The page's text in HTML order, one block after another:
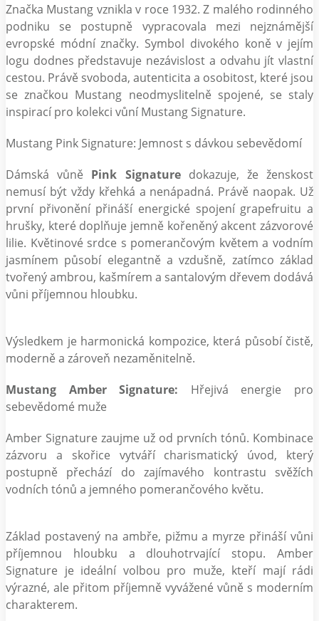
Značka Mustang vznikla v roce 1932. Z malého rodinného
podniku se postupně vypracovala mezi nejznámější
evropské módní značky. Symbol divokého koně v jejím
logu dodnes představuje nezávislost a odvahu jít vlastní
cestou. Právě svoboda, autenticita a osobitost, které jsou
se značkou Mustang neodmyslitelně spojené, se staly
inspirací pro kolekci vůní Mustang Signature.
Mustang Pink Signature: Jemnost s dávkou sebevědomí
Dámská vůně Pink Signaturedokazuje, že ženskost
nemusí být vždy křehká a nenápadná. Právě naopak. Už
první přivonění přináší energické spojení grapefruitu a
hrušky, které doplňuje jemně kořeněný akcent zázvorové
lilie. Květinové srdce s pomerančovým květem a vodním
jasmínem působí elegantně a vzdušně, zatímco základ
tvořený ambrou, kašmírem a santalovým dřevem dodává
vůni příjemnou hloubku.
Výsledkem je harmonická kompozice, která působí čistě,
moderně a zároveň nezaměnitelně.
Mustang Amber Signature: Hřejivá energie pro
sebevědomé muže
Amber Signature zaujme už od prvních tónů. Kombinace
zázvoru a skořice vytváří charismatický úvod, který
postupně přechází do zajímavého kontrastu svěžích
vodních tónů a jemného pomerančového květu.
Základ postavený na ambře, pižmu a myrze přináší vůni
příjemnou hloubku a dlouhotrvající stopu. Amber
Signature je ideální volbou pro muže, kteří mají rádi
výrazné, ale přitom příjemně vyvážené vůně s moderním
charakterem.